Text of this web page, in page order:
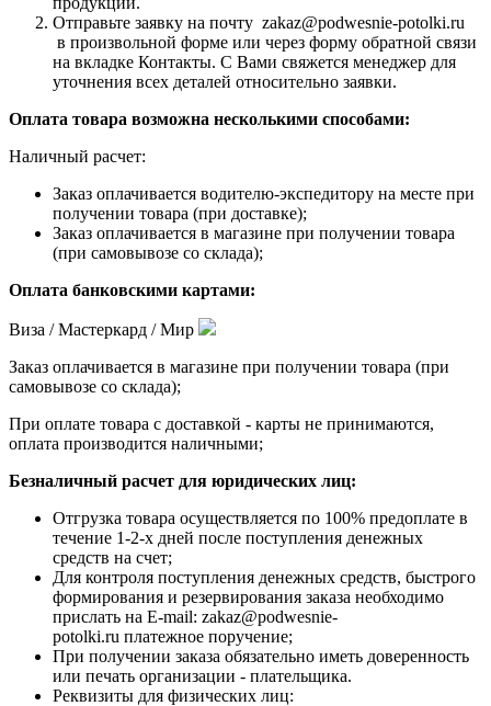
Отправьте заявку на почту zakaz@podwesnie-potolki.ru
в произвольной форме или через форму обратной связи
на вкладке Контакты. С Вами свяжется менеджер для
уточнения всех деталей относительно заявки.
Оплата товара возможна несколькими способами:
Наличный расчет:
Заказ оплачивается водителю-экспедитору на месте при
получении товара (при доставке);
Заказ оплачивается в магазине при получении товара
(при самовывозе со склада);
Оплата банковскими картами:
Виза / Мастеркард / Мир
Заказ оплачивается в магазине при получении товара (при
самовывозе со склада);
При оплате товара с доставкой - карты не принимаются,
оплата производится наличными;
Безналичный расчет для юридических лиц:
Отгрузка товара осуществляется по 100% предоплате в
течение 1-2-х дней после поступления денежных
средств на счет;
Для контроля поступления денежных средств, быстрого
формирования и резервирования заказа необходимо
прислать на E-mail: zakaz@podwesnie-
potolki.ru платежное поручение;
При получении заказа обязательно иметь доверенность
или печать организации - плательщика.
Реквизиты для физических лиц: